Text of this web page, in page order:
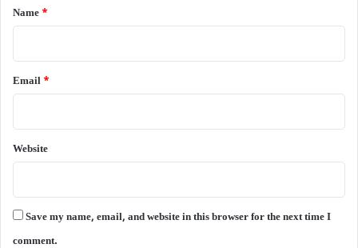
*
Name *
Email *
Website
Save my name, email, and website in this browser for the next time I
comment.